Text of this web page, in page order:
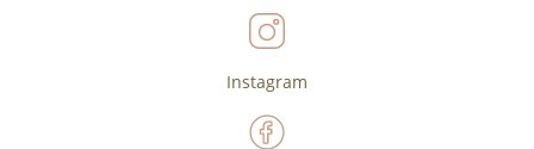
Instagram